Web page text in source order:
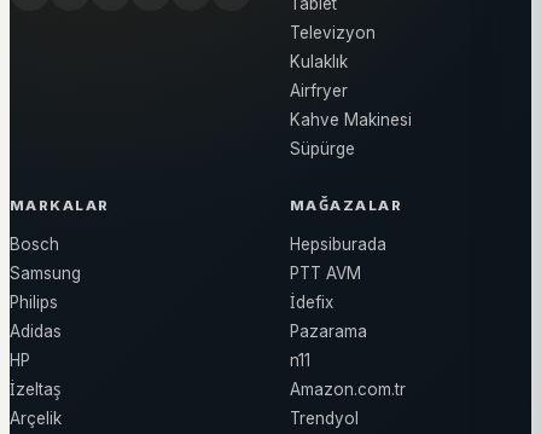
Tablet
Televizyon
Kulaklık
Airfryer
Kahve Makinesi
Süpürge
MARKALAR
Bosch
Samsung
Philips
Adidas
HP
İzeltaş
Arçelik
MAĞAZALAR
Hepsiburada
PTT AVM
İdefix
Pazarama
n11
Amazon.com.tr
Trendyol